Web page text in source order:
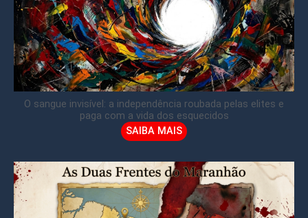
O sangue invisível: a independência roubada pelas elites e
paga com a vida dos esquecidos
SAIBA MAIS